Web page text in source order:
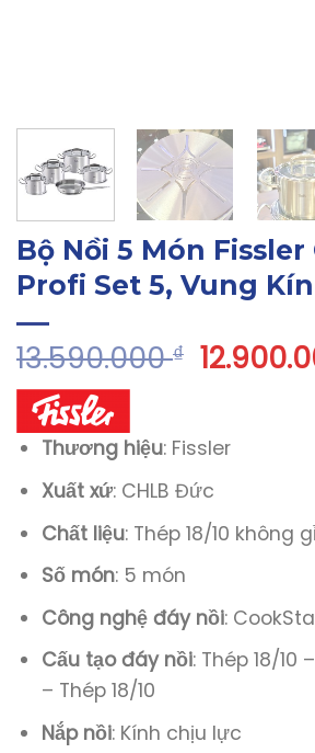
Bộ Nồi 5 Món
Profi Set 5, Vung
13.590.000₫
Thương hiệu: Fissler
Xuất xứ: CHLB Đức
Chất liệu: Thép 18/10 không
Số món: 5 món
Công nghệ đáy nồi:
Cấu tạo đáy nồi: Thép 18/
– Thép 18/10
Nắp nồi: Kính chịu lực